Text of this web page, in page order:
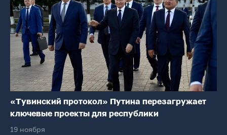
«Тувинский протокол» Путина перезагружает
ключевые проекты для республики
19 ноября